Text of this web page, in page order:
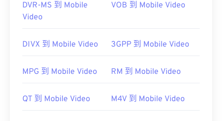
DVR-MS 到 Mobile
Video
VOB 到 Mobile Video
DIVX 到 Mobile Video 3GPP 到 Mobile Video
MPG 到 Mobile Video RM 到 Mobile Video
QT 到 Mobile Video M4V 到 Mobile Video